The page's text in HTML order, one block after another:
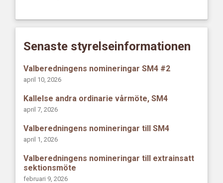
Senaste styrelseinformationen
Valberedningens nomineringar SM4 #2
april 10, 2026
Kallelse andra ordinarie vårmöte, SM4
april 7, 2026
Valberedningens nomineringar till SM4
april 1, 2026
Valberedningens nomineringar till extrainsatt
sektionsmöte
februari 9, 2026